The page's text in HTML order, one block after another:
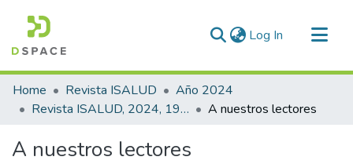
Log In (current)
Communities & Collections
All of DSpace
Home Revista ISALUD
Año 2024
Revista ISALUD, 2024, 19(93)
A nuestros lectores
A nuestros lectores